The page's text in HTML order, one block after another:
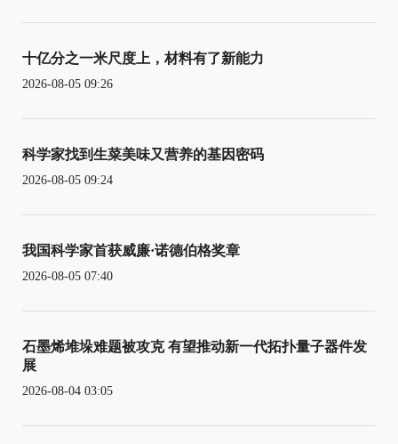
十亿分之一米尺度上，材料有了新能力
2026-08-05 09:26
科学家找到生菜美味又营养的基因密码
2026-08-05 09:24
我国科学家首获威廉·诺德伯格奖章
2026-08-05 07:40
石墨烯堆垛难题被攻克 有望推动新一代拓扑量子器件发
展
2026-08-04 03:05